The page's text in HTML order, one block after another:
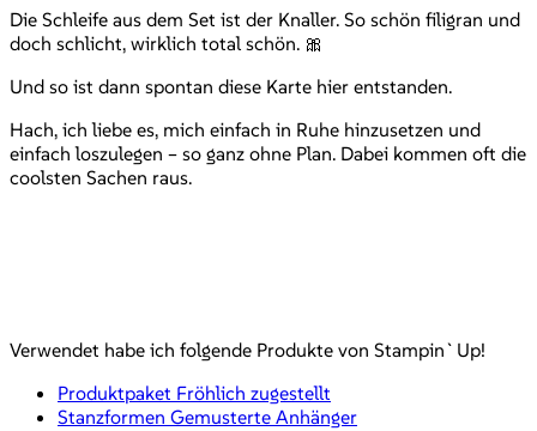
Die Schleife aus dem Set ist der Knaller. So schön filigran und
doch schlicht, wirklich total schön. 🎀
Und so ist dann spontan diese Karte hier entstanden.
Hach, ich liebe es, mich einfach in Ruhe hinzusetzen und
einfach loszulegen – so ganz ohne Plan. Dabei kommen oft die
coolsten Sachen raus.
Verwendet habe ich folgende Produkte von Stampin`Up!
Produktpaket Fröhlich zugestellt
Stanzformen Gemusterte Anhänger